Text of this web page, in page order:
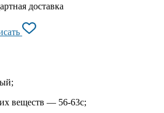
доставка
веществ — 56-63c;